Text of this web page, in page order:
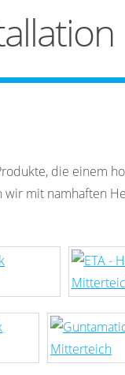
die einem
mit namhaften